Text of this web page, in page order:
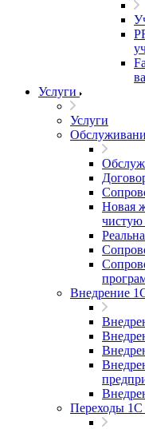
Услуги
Услуги
Новая
чистую
Внедрение
Переходы 1С